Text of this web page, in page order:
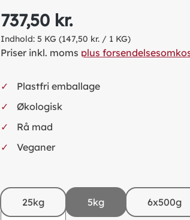
737,50 kr.
Indhold: 5 KG (147,50 kr. / 1 KG)
Priser inkl. moms plus
Plastfri emballage
Økologisk
Rå mad
Veganer
25kg 5kg 6x500g